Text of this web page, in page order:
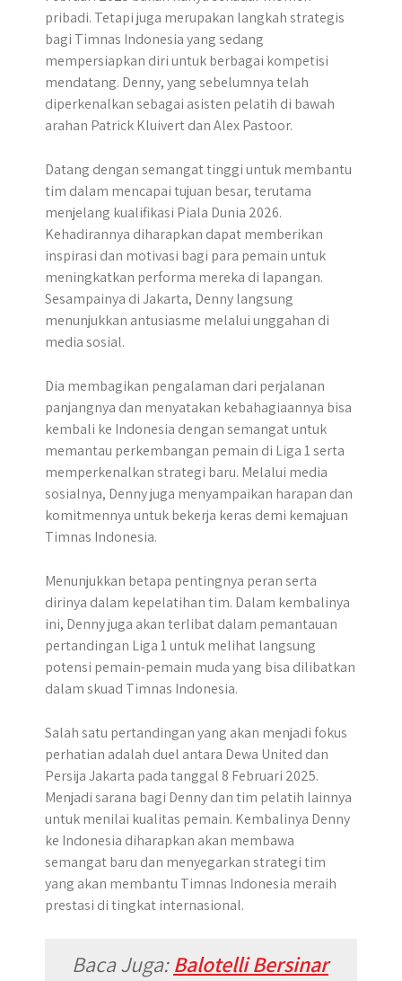
pribadi. Tetapi juga merupakan langkah strategis
bagi Timnas Indonesia yang sedang
mempersiapkan diri untuk berbagai kompetisi
mendatang. Denny, yang sebelumnya telah
diperkenalkan sebagai asisten pelatih di bawah
arahan Patrick Kluivert dan Alex Pastoor.
Datang dengan semangat tinggi untuk membantu
tim dalam mencapai tujuan besar, terutama
menjelang kualifikasi Piala Dunia 2026.
Kehadirannya diharapkan dapat memberikan
inspirasi dan motivasi bagi para pemain untuk
meningkatkan performa mereka di lapangan.
Sesampainya di Jakarta, Denny langsung
menunjukkan antusiasme melalui unggahan di
media sosial.
Dia membagikan pengalaman dari perjalanan
panjangnya dan menyatakan kebahagiaannya bisa
kembali ke Indonesia dengan semangat untuk
memantau perkembangan pemain di Liga 1 serta
memperkenalkan strategi baru. Melalui media
sosialnya, Denny juga menyampaikan harapan dan
komitmennya untuk bekerja keras demi kemajuan
Timnas Indonesia.
Menunjukkan betapa pentingnya peran serta
dirinya dalam kepelatihan tim. Dalam kembalinya
ini, Denny juga akan terlibat dalam pemantauan
pertandingan Liga 1 untuk melihat langsung
potensi pemain-pemain muda yang bisa dilibatkan
dalam skuad Timnas Indonesia.
Salah satu pertandingan yang akan menjadi fokus
perhatian adalah duel antara Dewa United dan
Persija Jakarta pada tanggal 8 Februari 2025.
Menjadi sarana bagi Denny dan tim pelatih lainnya
untuk menilai kualitas pemain. Kembalinya Denny
ke Indonesia diharapkan akan membawa
semangat baru dan menyegarkan strategi tim
yang akan membantu Timnas Indonesia meraih
prestasi di tingkat internasional.
Baca Juga:Balotelli Bersinar